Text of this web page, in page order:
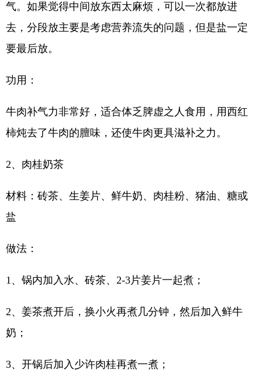
气。如果觉得中间放东西太麻烦，可以一次都放进
去，分段放主要是考虑营养流失的问题，但是盐一定
要最后放。
功用：
牛肉补气力非常好，适合体乏脾虚之人食用，用西红
柿炖去了牛肉的膻味，还使牛肉更具滋补之力。
2、肉桂奶茶
材料：砖茶、生姜片、鲜牛奶、肉桂粉、猪油、糖或
盐
做法：
1、锅内加入水、砖茶、2-3片姜片一起煮；
2、姜茶煮开后，换小火再煮几分钟，然后加入鲜牛
奶；
3、开锅后加入少许肉桂再煮一煮；